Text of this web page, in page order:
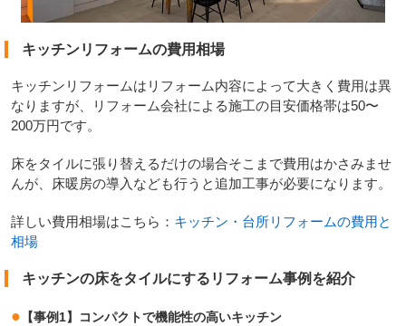
キッチンリフォームの費用相場
キッチンリフォームはリフォーム内容によって大きく費用は異
なりますが、リフォーム会社による施工の目安価格帯は50〜
200万円です。
床をタイルに張り替えるだけの場合そこまで費用はかさみませ
んが、床暖房の導入なども行うと追加工事が必要になります。
詳しい費用相場はこちら： キッチン・台所リフォームの費用と
相場
キッチンの床をタイルにするリフォーム事例を紹介
● 【事例1】コンパクトで機能性の高いキッチン